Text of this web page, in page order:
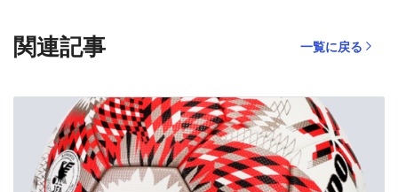
関連記事 一覧に戻る